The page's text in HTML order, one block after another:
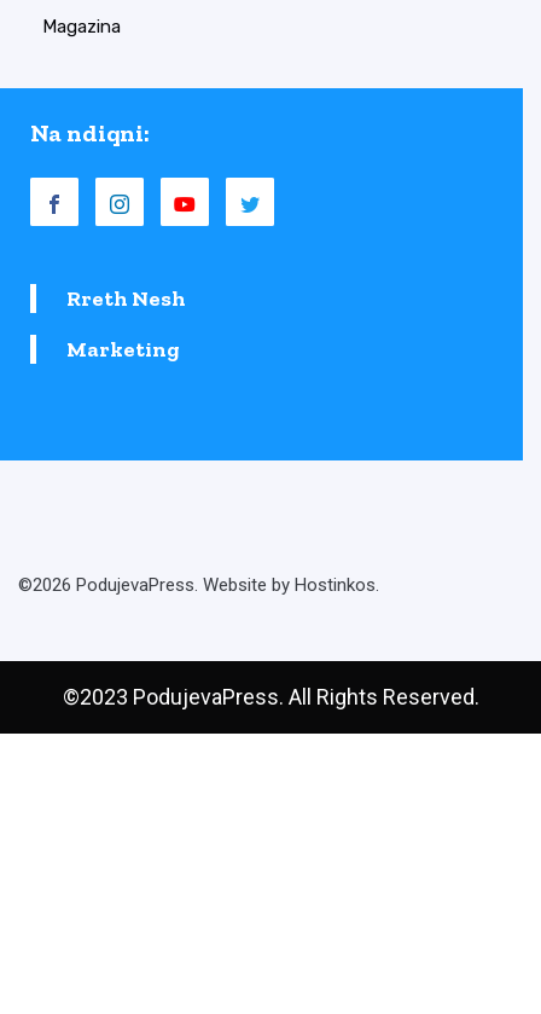
Magazina
Na ndiqni:
Rreth Nesh
Marketing
©2026 PodujevaPress. Website by Hostinkos.
©2023 PodujevaPress. All Rights Reserved.